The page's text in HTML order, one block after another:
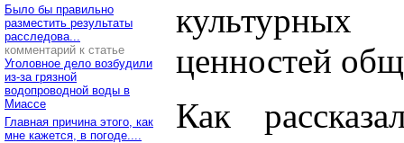
Было бы правильно
разместить результаты
расследова...
комментарий к статье
Уголовное дело возбудили
из-за грязной
водопроводной воды в
Миассе
Главная причина этого, как
мне кажется, в погоде....
ценностей
Как